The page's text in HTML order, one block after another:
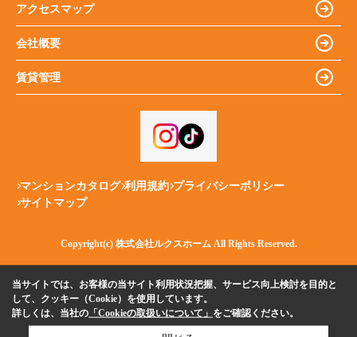
アクセスマップ
会社概要
賃貸管理
マンションカタログ 利用規約 プライバシーポリシー
サイトマップ
Copyright(c) 株式会社ルクスホーム All Rights Reserved.
当サイトでは、お客様の当サイト利用状況把握、サービス向上検討を目的と
して、クッキー（Cookie）を使用しています。
詳しくは、当社の 「Cookieの取扱いについて」 をご確認ください。